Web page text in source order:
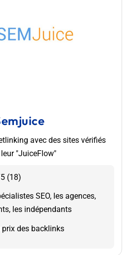
avec des sites vérifiés
"JuiceFlow"
(18)
SEO, les agences,
les indépendants
prix des backlinks